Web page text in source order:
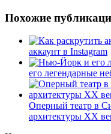
Похожие
аккаунт в Instagram
его легендарные
Оперный театр в
архитектуры XX